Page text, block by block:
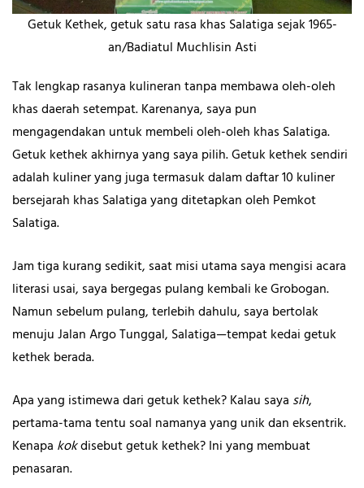
Getuk Kethek, getuk satu rasa khas Salatiga sejak 1965-
an/Badiatul Muchlisin Asti
Tak lengkap rasanya kulineran tanpa membawa oleh-oleh
khas daerah setempat. Karenanya, saya pun
mengagendakan untuk membeli oleh-oleh khas Salatiga.
Getuk kethek akhirnya yang saya pilih. Getuk kethek sendiri
adalah kuliner yang juga termasuk dalam daftar 10 kuliner
bersejarah khas Salatiga yang ditetapkan oleh Pemkot
Salatiga.
Jam tiga kurang sedikit, saat misi utama saya mengisi acara
literasi usai, saya bergegas pulang kembali ke Grobogan.
Namun sebelum pulang, terlebih dahulu, saya bertolak
menuju Jalan Argo Tunggal, Salatiga—tempat kedai getuk
kethek berada.
Apa yang istimewa dari getuk kethek? Kalau saya sih,
pertama-tama tentu soal namanya yang unik dan eksentrik.
Kenapa kokdisebut getuk kethek? Ini yang membuat
penasaran.